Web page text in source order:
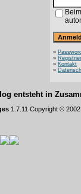
»
»
» Kontakt
»
entsteht in
1.7.11 Copyright ©